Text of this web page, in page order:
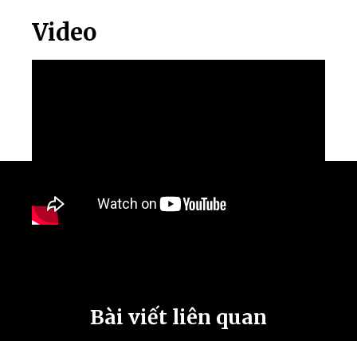
Video
Bài viết liên quan